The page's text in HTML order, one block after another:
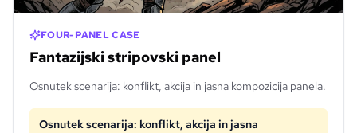
FOUR-PANEL CASE
Fantazijski stripovski panel
Osnutek scenarija: konflikt, akcija in jasna kompozicija panela.
Osnutek scenarija: konflikt, akcija in jasna